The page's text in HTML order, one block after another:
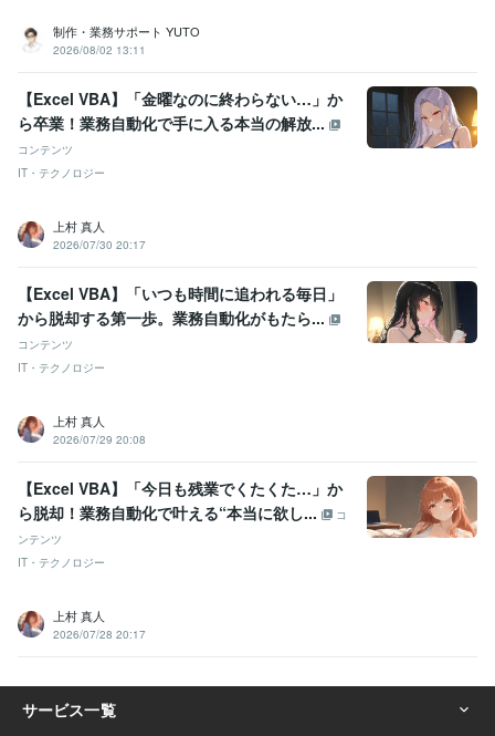
制作・業務サポート YUTO
2026/08/02 13:11
【Excel VBA】「金曜なのに終わらない…」か
ら卒業！業務自動化で手に入る本当の解放...
コンテンツ
IT・テクノロジー
上村 真人
2026/07/30 20:17
【Excel VBA】「いつも時間に追われる毎日」
から脱却する第一歩。業務自動化がもたら...
コンテンツ
IT・テクノロジー
上村 真人
2026/07/29 20:08
【Excel VBA】「今日も残業でくたくた…」か
ら脱却！業務自動化で叶える“本当に欲し...
コ
ンテンツ
IT・テクノロジー
上村 真人
2026/07/28 20:17